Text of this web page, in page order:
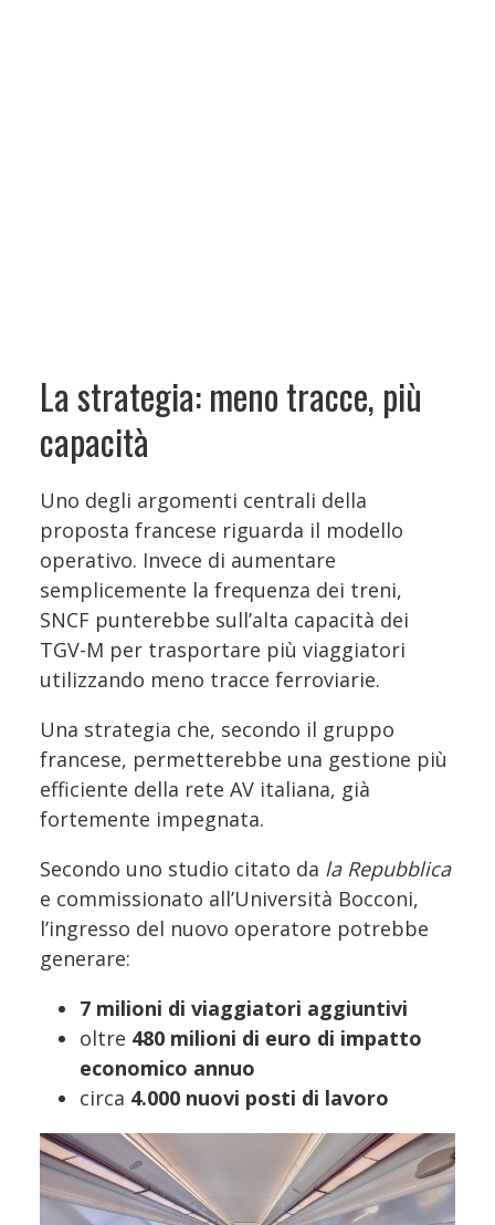
La strategia: meno tracce, più
capacità
Uno degli argomenti centrali della
proposta francese riguarda il modello
operativo. Invece di aumentare
semplicemente la frequenza dei treni,
SNCF punterebbe sull’alta capacità dei
TGV-M per trasportare più viaggiatori
utilizzando meno tracce ferroviarie.
Una strategia che, secondo il gruppo
francese, permetterebbe una gestione più
efficiente della rete AV italiana, già
fortemente impegnata.
Secondo uno studio citato da la Repubblica
e commissionato all’Università Bocconi,
l’ingresso del nuovo operatore potrebbe
generare:
7 milioni di viaggiatori aggiuntivi
oltre 480 milioni di euro di impatto
economico annuo
circa 4.000 nuovi posti di lavoro